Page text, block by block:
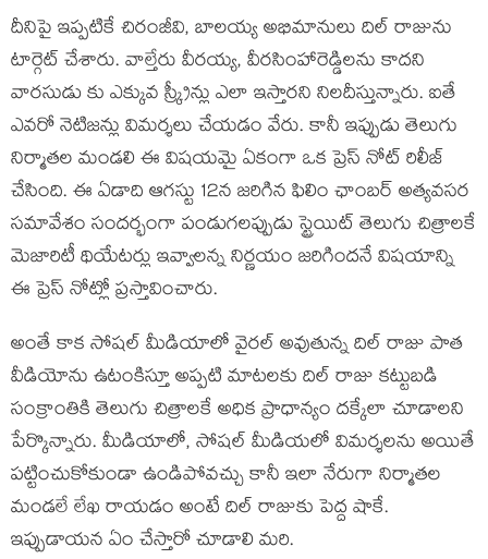
దీనిపై ఇప్పటికే చిరంజీవి, బాలయ్య అభిమానులు దిల్ రాజును
టార్గెట్ చేశారు. వాల్తేరు వీరయ్య, వీరసింహారెడ్డిలను కాదని
వారసుడు కు ఎక్కువ స్క్రీన్లు ఎలా ఇస్తారని నిలదీస్తున్నారు. ఐతే
ఎవరో నెటిజన్లు విమర్శలు చేయడం వేరు. కానీ ఇప్పుడు తెలుగు
నిర్మాతల మండలి ఈ విషయమై ఏకంగా ఒక ప్రెస్ నోట్ రిలీజ్
చేసింది. ఈ ఏడాది ఆగస్టు 12న జరిగిన ఫిలిం ఛాంబర్ అత్యవసర
సమావేశం సందర్భంగా పండుగలప్పుడు స్ట్రెయిట్ తెలుగు చిత్రాలకే
మెజారిటీ థియేటర్లు ఇవ్వాలన్న నిర్ణయం జరిగిందనే విషయాన్ని
ఈ ప్రెస్ నోట్లో ప్రస్తావించారు.
అంతే కాక సోషల్ మీడియాలో వైరల్ అవుతున్న దిల్ రాజు పాత
వీడియోను ఉటంకిస్తూ అప్పటి మాటలకు దిల్ రాజు కట్టుబడి
సంక్రాంతికి తెలుగు చిత్రాలకే అధిక ప్రాధాన్యం దక్కేలా చూడాలని
పేర్కొన్నారు. మీడియాలో, సోషల్ మీడియలో విమర్శలను అయితే
పట్టించుకోకుండా ఉండిపోవచ్చు కానీ ఇలా నేరుగా నిర్మాతల
మండలే లేఖ రాయడం అంటే దిల్ రాజుకు పెద్ద షాకే.
ఇప్పుడాయన ఏం చేస్తారో చూడాలి మరి.